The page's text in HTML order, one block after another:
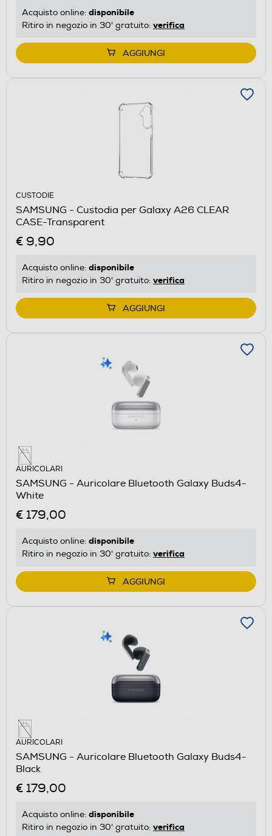
Acquisto online: disponibile
Ritiro in negozio in 30' gratuito: verifica
AGGIUNGI
CUSTODIE
SAMSUNG - Custodia per Galaxy A26 CLEAR
CASE-Transparent
€ 9,90
Acquisto online: disponibile
Ritiro in negozio in 30' gratuito: verifica
AGGIUNGI
AURICOLARI
SAMSUNG - Auricolare Bluetooth Galaxy Buds4-
White
€ 179,00
Acquisto online: disponibile
Ritiro in negozio in 30' gratuito: verifica
AGGIUNGI
AURICOLARI
SAMSUNG - Auricolare Bluetooth Galaxy Buds4-
Black
€ 179,00
Acquisto online: disponibile
Ritiro in negozio in 30' gratuito: verifica